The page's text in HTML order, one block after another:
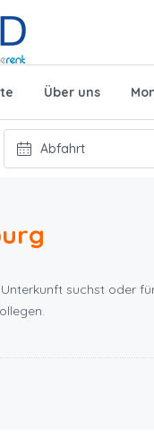
Über uns
suchst oder